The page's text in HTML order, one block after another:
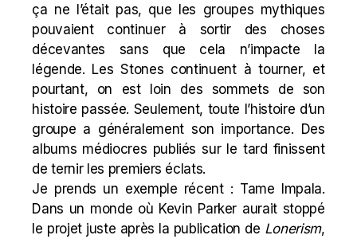
ça ne l’était pas, que les groupes mythiques
pouvaient continuer à sortir des choses
décevantes sans que cela n’impacte la
légende. Les Stones continuent à tourner, et
pourtant, on est loin des sommets de son
histoire passée. Seulement, toute l’histoire d’un
groupe a généralement son importance. Des
albums médiocres publiés sur le tard finissent
de ternir les premiers éclats.
Je prends un exemple récent : Tame Impala.
Dans un monde où Kevin Parker aurait stoppé
le projet juste après la publication de Lonerism,